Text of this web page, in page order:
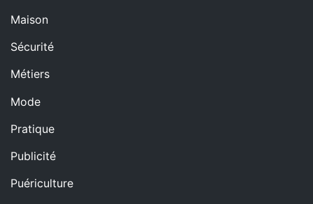
Maison
Sécurité
Métiers
Mode
Pratique
Publicité
Puériculture